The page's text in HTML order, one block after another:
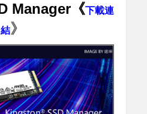
Manager《下載連
結》